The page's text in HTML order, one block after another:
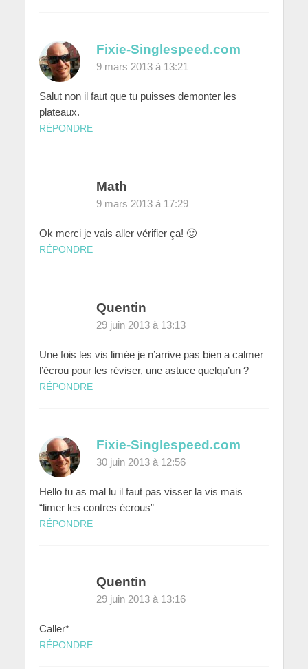
Fixie-Singlespeed.com
9 mars 2013 à 13:21
Salut non il faut que tu puisses demonter les
plateaux.
RÉPONDRE
Math
9 mars 2013 à 17:29
Ok merci je vais aller vérifier ça! 🙂
RÉPONDRE
Quentin
29 juin 2013 à 13:13
Une fois les vis limée je n’arrive pas bien a calmer
l’écrou pour les réviser, une astuce quelqu’un ?
RÉPONDRE
Fixie-Singlespeed.com
30 juin 2013 à 12:56
Hello tu as mal lu il faut pas visser la vis mais
“limer les contres écrous”
RÉPONDRE
Quentin
29 juin 2013 à 13:16
Caller*
RÉPONDRE